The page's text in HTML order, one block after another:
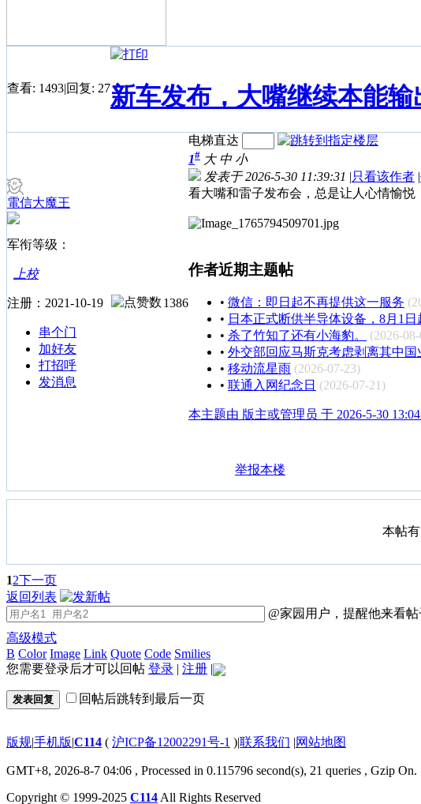
查看: 1493|回复: 27新车发布，大嘴继续本能输
電信大魔王
军衔等级：
上校
注册：2021-10-19 1386
串个门
加好友
打招呼
发消息
电梯直达
1# 大 中 小
发表于 2026-5-30 11:39:31 |只看该作者 |
看大嘴和雷子发布会，总是让人心情愉悦
作者近期主题帖
• 微信：即日起不再提供这一服务
• 日本正式断供半导体设备，8月1日
• 杀了竹知了还有小海豹。
(2026-
• 外交部回应马斯克考虑剥离其中国
• 移动流星雨 (2026-07-23)
• 联通入网纪念日 (2026-07-21)
本主题由 版主或管理员 于 2026-5-30
举报本楼
本帖有
12下一页
返回列表
@家园用户，提醒他来看
高级模式
B Color Image Link Quote Code Smilies
您需要登录后才可以回帖 登录 | 注册 |
发表回复 回帖后跳转到最后一页
版规|手机版|C114 ( 沪ICP备12002291号-1 )|联系我们 |网站地图
GMT+8, 2026-8-7 04:06 , Processed in 0.115796 second(s), 21 queries , Gzip On.
Copyright © 1999-2025 C114 All Rights Reserved